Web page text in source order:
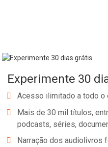
Experimente 30
Acesso ilimitado a todo o
Mais de 30 mil títulos,
podcasts, séries,
Narração dos audiolivros